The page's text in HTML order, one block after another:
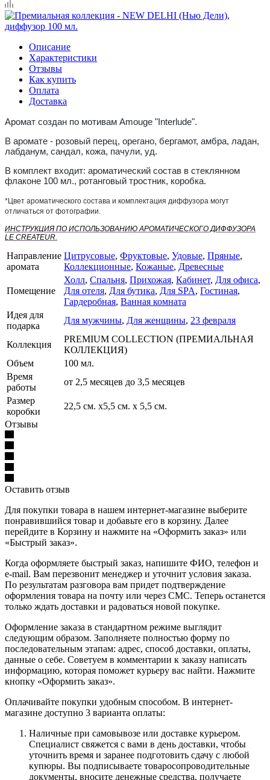
Описание
Характеристики
Отзывы
Как купить
Оплата
Доставка
Аромат создан по мотивам Amouge "Interlude".
В аромате - розовый перец, орегано, бергамот, амбра, ладан,
лабданум, сандал, кожа, пачули, уд.
В комплект входит: ароматический состав в стеклянном
флаконе 100 мл., ротанговый тростник, коробка.
*Цвет ароматического состава и комплектация диффузора могут
отличаться от фотографии.
ИНСТРУКЦИЯ ПО ИСПОЛЬЗОВАНИЮ АРОМАТИЧЕСКОГО ДИФФУЗОРА
LE CREATEUR.
Направление
аромата
Цитрусовые, Фруктовые, Удовые, Пряные,
Коллекционные, Кожаные, Древесные
Помещение
Холл, Спальня, Прихожая, Кабинет, Для офиса,
Для отеля, Для бутика, Для SPA, Гостиная,
Гардеробная, Ванная комната
Идея для
подарка
Для мужчины, Для женщины, 23 февраля
Коллекция
PREMIUM COLLECTION (ПРЕМИАЛЬНАЯ
КОЛЛЕКЦИЯ)
Объем
100 мл.
Время
работы
от 2,5 месяцев до 3,5 месяцев
Размер
коробки
22,5 см. х5,5 см. х 5,5 см.
Отзывы
Оставить отзыв
Для покупки товара в нашем интернет-магазине выберите
понравившийся товар и добавьте его в корзину. Далее
перейдите в Корзину и нажмите на «Оформить заказ» или
«Быстрый заказ».
Когда оформляете быстрый заказ, напишите ФИО, телефон и
e-mail. Вам перезвонит менеджер и уточнит условия заказа.
По результатам разговора вам придет подтверждение
оформления товара на почту или через СМС. Теперь останется
только ждать доставки и радоваться новой покупке.
Оформление заказа в стандартном режиме выглядит
следующим образом. Заполняете полностью форму по
последовательным этапам: адрес, способ доставки, оплаты,
данные о себе. Советуем в комментарии к заказу написать
информацию, которая поможет курьеру вас найти. Нажмите
кнопку «Оформить заказ».
Оплачивайте покупки удобным способом. В интернет-
магазине доступно 3 варианта оплаты:
Наличные при самовывозе или доставке курьером.
Специалист свяжется с вами в день доставки, чтобы
уточнить время и заранее подготовить сдачу с любой
купюры. Вы подписываете товаросопроводительные
документы, вносите денежные средства, получаете